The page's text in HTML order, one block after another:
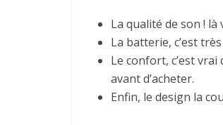
La qualité de son ! là
La batterie, c’est
Le confort, c’est
avant d’acheter.
Enfin, le design la